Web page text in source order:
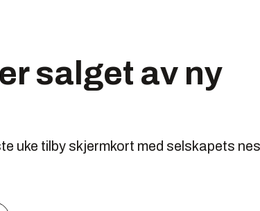
salget av ny
uke tilby skjermkort med selskapets